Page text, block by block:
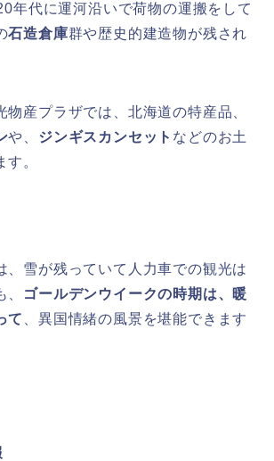
年代に運河沿いで荷物の運搬をして
石造倉庫群や歴史的建造物が残され
物産プラザでは、北海道の特産品、
や、 ジンギスカンセット などのお土
。
、雪が残っていて人力車での観光は
ゴールデンウイークの時期は、暖
て
、異国情緒の風景を堪能できます